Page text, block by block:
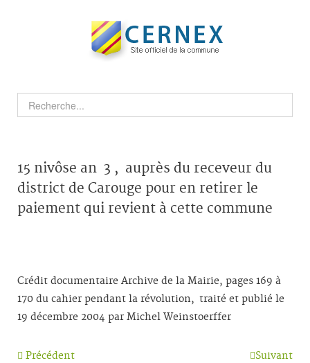
15 nivôse an 3 , auprès du receveur du
district de Carouge pour en retirer le
paiement qui revient à cette commune
Crédit documentaire Archive de la Mairie, pages 169 à
170 du cahier pendant la révolution, traité et publié le
19 décembre 2004 par Michel Weinstoerffer
Précédent Suivant